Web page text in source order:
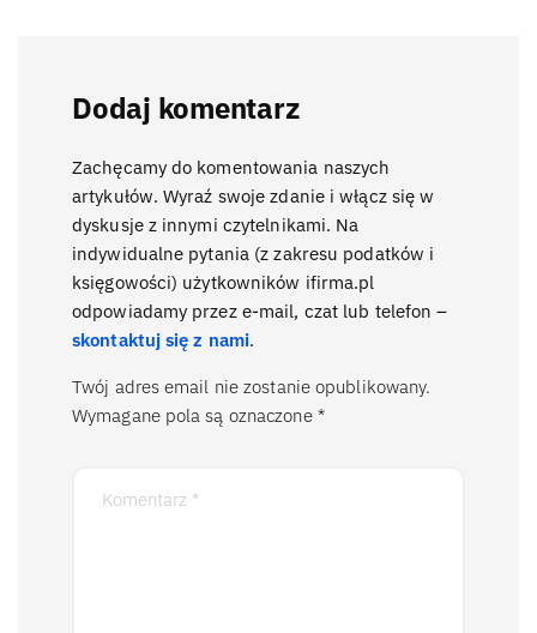
Dodaj komentarz
Zachęcamy do komentowania naszych
artykułów. Wyraź swoje zdanie i włącz się w
dyskusje z innymi czytelnikami. Na
indywidualne pytania (z zakresu podatków i
księgowości) użytkowników ifirma.pl
odpowiadamy przez e-mail, czat lub telefon –
skontaktuj się z nami.
Twój adres email nie zostanie opublikowany.
Wymagane pola są oznaczone *